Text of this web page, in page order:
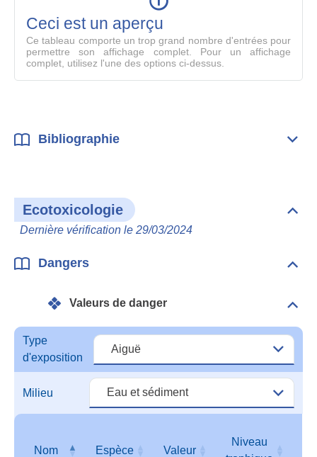
Ceci est un aperçu
Ce tableau comporte un trop grand nombre d'entrées pour
permettre son affichage complet. Pour un affichage
complet, utilisez l'une des options ci-dessus.
Bibliographie
Ecotoxicologie
Dernière vérification le 29/03/2024
Dangers
Valeurs de danger
de
Type
d'exposition
Milieu
Nom Espèce Valeur
Niveau